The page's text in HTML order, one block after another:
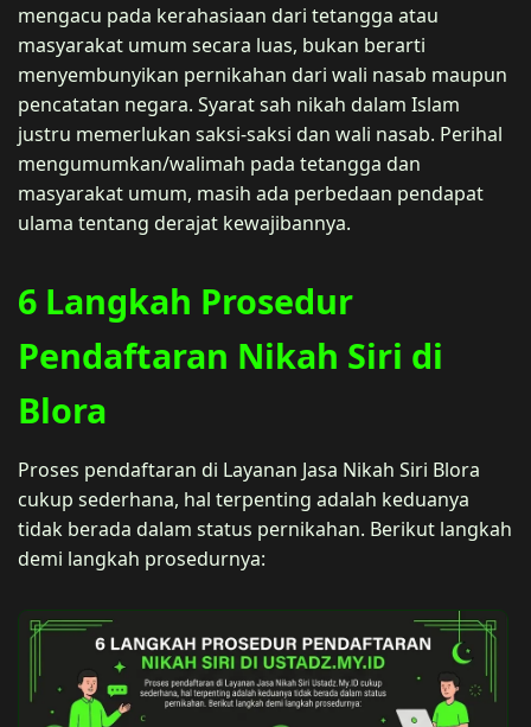
mengacu pada kerahasiaan dari tetangga atau
masyarakat umum secara luas, bukan berarti
menyembunyikan pernikahan dari wali nasab maupun
pencatatan negara. Syarat sah nikah dalam Islam
justru memerlukan saksi-saksi dan wali nasab. Perihal
mengumumkan/walimah pada tetangga dan
masyarakat umum, masih ada perbedaan pendapat
ulama tentang derajat kewajibannya.
6 Langkah Prosedur
Pendaftaran Nikah Siri di
Blora
Proses pendaftaran di Layanan Jasa Nikah Siri Blora
cukup sederhana, hal terpenting adalah keduanya
tidak berada dalam status pernikahan. Berikut langkah
demi langkah prosedurnya: